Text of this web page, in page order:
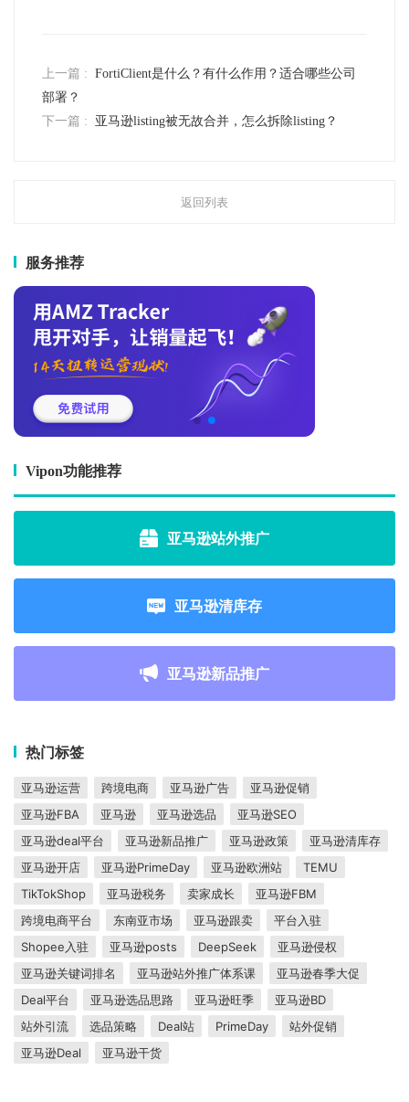
上一篇 : FortiClient是什么？有什么作用？适合哪些公司
部署？
下一篇 :
亚马逊listing被无故合并，怎么拆除listing？
返回列表
服务推荐
Vipon功能推荐
亚马逊站外推广
亚马逊清库存
亚马逊新品推广
热门标签
亚马逊运营 跨境电商 亚马逊广告
亚马逊促销
亚马逊FBA
亚马逊 亚马逊选品
亚马逊SEO
亚马逊deal平台
亚马逊新品推广 亚马逊政策
亚马逊清库存
亚马逊开店
亚马逊PrimeDay 亚马逊欧洲站
TEMU
TikTokShop
亚马逊税务 卖家成长
亚马逊FBM
跨境电商平台
东南亚市场 亚马逊跟卖
平台入驻
Shopee入驻
亚马逊posts DeepSeek
亚马逊侵权
亚马逊关键词排名
亚马逊站外推广体系课
亚马逊春季大促
Deal平台
亚马逊选品思路 亚马逊旺季
亚马逊BD
站外引流
选品策略 Deal站 PrimeDay
站外促销
亚马逊Deal
亚马逊干货